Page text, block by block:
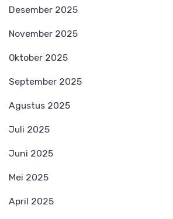
Desember 2025
November 2025
Oktober 2025
September 2025
Agustus 2025
Juli 2025
Juni 2025
Mei 2025
April 2025